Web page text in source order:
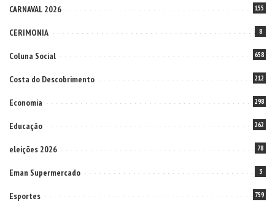
CARNAVAL 2026 155
CERIMONIA 8
Coluna Social 658
Costa do Descobrimento 212
Economia 298
Educação 262
eleições 2026 78
Eman Supermercado 3
Esportes 759